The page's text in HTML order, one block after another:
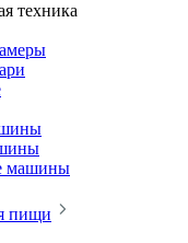
техника
машины
пищи